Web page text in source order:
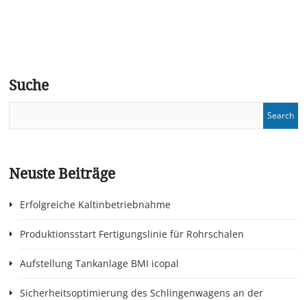
Suche
Neuste Beiträge
Erfolgreiche Kaltinbetriebnahme
Produktionsstart Fertigungslinie für Rohrschalen
Aufstellung Tankanlage BMI icopal
Sicherheitsoptimierung des Schlingenwagens an der